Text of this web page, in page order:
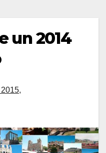
un 2014
,